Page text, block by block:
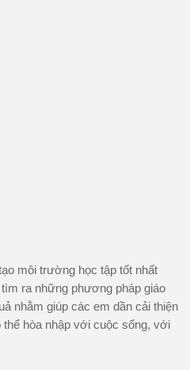
môi trường học tập tốt nhất
ra những phương pháp giáo
nhằm giúp các em dần cải thiện
hòa nhập với cuộc sống, với